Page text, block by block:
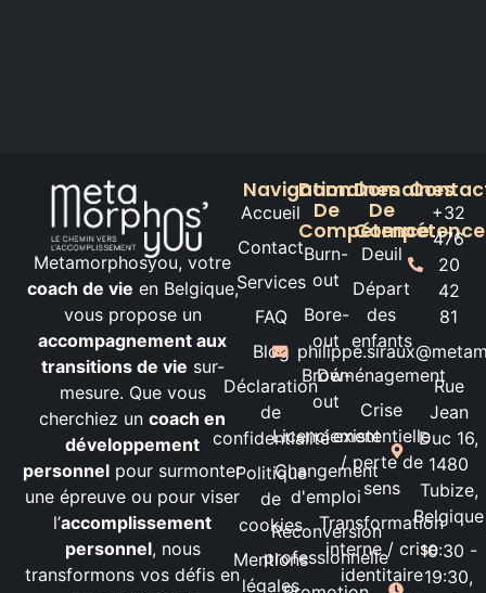
Metamorphosyou, votre
coach de vie en Belgique,
vous propose un
accompagnement aux
transitions de vie sur-
mesure. Que vous
cherchiez un coach en
développement
personnel pour surmonter
une épreuve ou pour viser
l’accomplissement
personnel, nous
transformons vos défis en
Navigation
Accueil
Contact
Services
FAQ
Blog
Déclaration
de
confidentialité
Politique
de
cookies
Mentions
légales
Domaines
De
Compétence
Burn-
out
Bore-
out
Brow-
out
Licenciement
Changement
d'emploi
Reconversion
professionnelle
Domaines
De
Compétence
Deuil
Départ
des
enfants
Déménagement
Crise
existentielle
/ perte de
sens
Transformation
interne / crise
identitaire
+32
476
20
42
81
Rue
Jean
Duc 16,
1480
Tubize,
Belgique
10:30 -
19:30,